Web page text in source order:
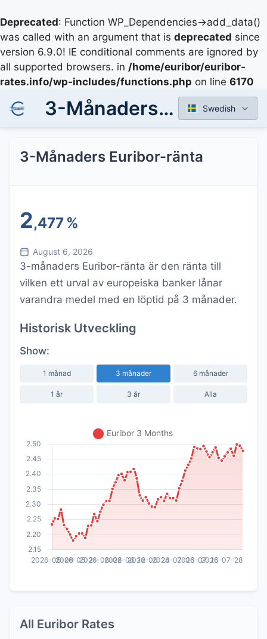
Deprecated: Function WP_Dependencies->add_data()
was called with an argument that is deprecated since
version 6.9.0! IE conditional comments are ignored by
all supported browsers. in /home/euribor/euribor-
rates.info/wp-includes/functions.php on line 6170
3-Månaders Euribor-ränta Swedish
3-Månaders Euribor-ränta
2,477 %
August 6, 2026
3-månaders Euribor-ränta är den ränta till
vilken ett urval av europeiska banker lånar
varandra medel med en löptid på 3 månader.
Historisk Utveckling
Show:
1 månad 3 månader 6 månader
1 år 3 år Alla
All Euribor Rates